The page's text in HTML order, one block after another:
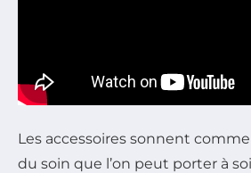
Les accessoires sonnent
du soin que l’on peut porter à